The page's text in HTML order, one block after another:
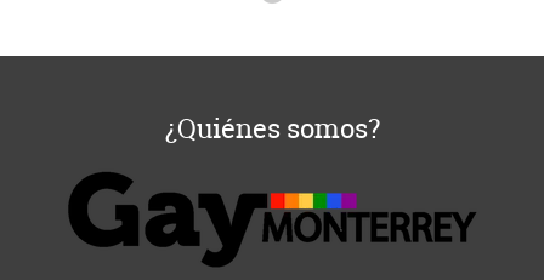
¿Quiénes somos?